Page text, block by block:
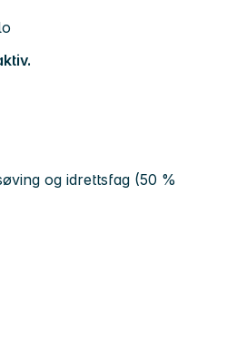
og idrettsfag (50 %